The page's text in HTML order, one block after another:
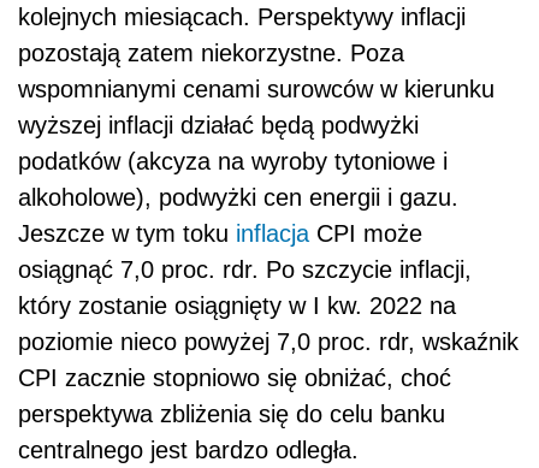
kolejnych miesiącach. Perspektywy inflacji
pozostają zatem niekorzystne. Poza
wspomnianymi cenami surowców w kierunku
wyższej inflacji działać będą podwyżki
podatków (akcyza na wyroby tytoniowe i
alkoholowe), podwyżki cen energii i gazu.
Jeszcze w tym toku inflacja CPI może
osiągnąć 7,0 proc. rdr. Po szczycie inflacji,
który zostanie osiągnięty w I kw. 2022 na
poziomie nieco powyżej 7,0 proc. rdr, wskaźnik
CPI zacznie stopniowo się obniżać, choć
perspektywa zbliżenia się do celu banku
centralnego jest bardzo odległa.